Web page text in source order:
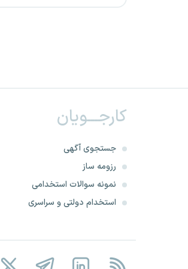
دانشگاه علوم پزشکی شیراز
سازمان زمین شناسی
دانشگاه علوم پزشکی سبزوار
دانشگاه علوم پزشکی بهبهان
کارجـــویان
جستجوی آگهی
رزومه ساز
نمونه سوالات استخدامی
استخدام دولتی و سراسری